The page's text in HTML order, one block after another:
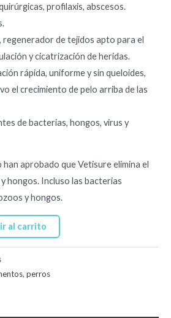
profilaxis, abscesos.
de tejidos apto para el
y cicatrización de heridas.
rápida, uniforme y sin queloides,
el crecimiento de pelo arriba de las
de bacterias, hongos, virus y
aprobado que Vetisure elimina el
hongos. Incluso las bacterias
y hongos.
al carrito
, perros